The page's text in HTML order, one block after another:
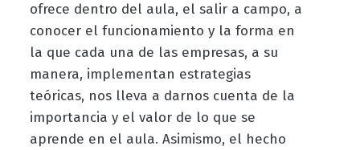
ofrece dentro del aula, el salir a campo, a
conocer el funcionamiento y la forma en
la que cada una de las empresas, a su
manera, implementan estrategias
teóricas, nos lleva a darnos cuenta de la
importancia y el valor de lo que se
aprende en el aula. Asimismo, el hecho